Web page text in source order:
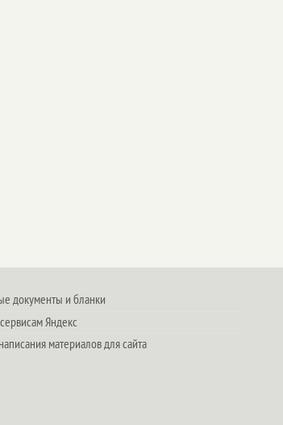
документы и бланки
Яндекс
материалов для сайта